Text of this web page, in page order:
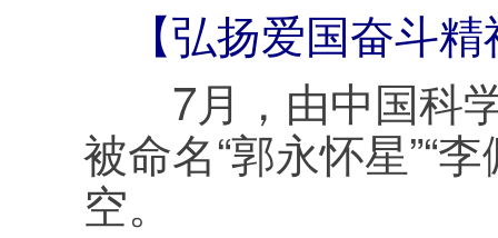
【弘扬爱国奋斗精
7月，由中国科学
被命名“郭永怀星”“
空。